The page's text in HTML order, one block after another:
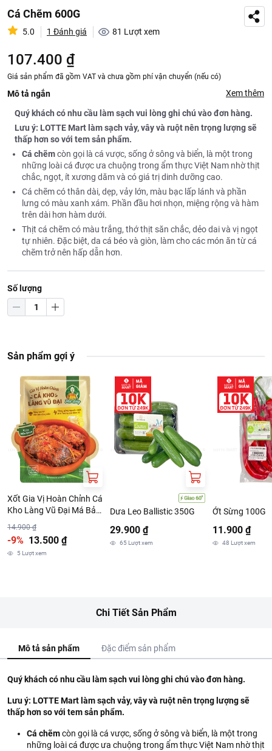
Cá Chẽm 600G
5.0 1 Đánh giá 81 Lượt xem
107.400 ₫
Giá sản phẩm đã gồm VAT và chưa gồm phí vận chuyển (nếu có)
Mô tả ngắn Xem thêm
Quý khách có nhu cầu làm sạch vui lòng ghi chú vào đơn hàng.
Lưu ý: LOTTE Mart làm sạch vảy, vây và ruột nên trọng lượng sẽ
thấp hơn so với tem sản phẩm.
Cá chẽmcòn gọi là cá vược, sống ở sông và biển, là một trong
những loài cá được ưa chuộng trong ẩm thực Việt Nam nhờ thịt
chắc, ngọt, ít xương dăm và có giá trị dinh dưỡng cao.
Cá chẽm có thân dài, dẹp, vảy lớn, màu bạc lấp lánh và phần
lưng có màu xanh xám. Phần đầu hơi nhọn, miệng rộng và hàm
trên dài hơn hàm dưới.
Thịt cá chẽm có màu trắng, thớ thịt săn chắc, dẻo dai và vị ngọt
tự nhiên. Đặc biệt, da cá béo và giòn, làm cho các món ăn từ cá
chẽm trở nên hấp dẫn hơn.
Số lượng
Sản phẩm gợi ý
Xốt Gia Vị Hoàn Chỉnh Cá
Kho Làng Vũ Đại Má Bảy
14.900 ₫
-9% 13.500 ₫
5Lượt xem
Dưa Leo Ballistic 350G
29.900 ₫
65Lượt xem
Ớt Sừng 100G
11.900 ₫
48 Lượt xem
Chi Tiết Sản Phẩm
Mô tả sản phẩm Đặc điểm sản phẩm
Quý khách có nhu cầu làm sạch vui lòng ghi chú vào đơn hàng.
Lưu ý: LOTTE Mart làm sạch vảy, vây và ruột nên trọng lượng sẽ
thấp hơn so với tem sản phẩm.
Cá chẽmcòn gọi là cá vược, sống ở sông và biển, là một trong
những loài cá được ưa chuộng trong ẩm thực Việt Nam nhờ thịt